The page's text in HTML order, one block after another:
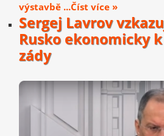
výstavbě ...Číst více »
Sergej Lavrov
Rusko ekonomicky
zády